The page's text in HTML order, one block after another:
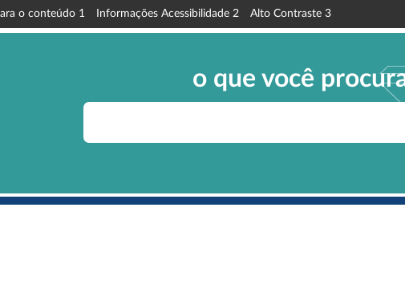
o conteúdo 1 Informações Acessibilidade 2 Alto Contraste 3
o que você